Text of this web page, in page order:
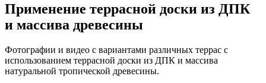
Применение террасной доски из ДПК
и массива древесины
Фотографии и видео с вариантами различных террас с
использованием террасной доски из ДПК и массива
натуральной тропической древесины.